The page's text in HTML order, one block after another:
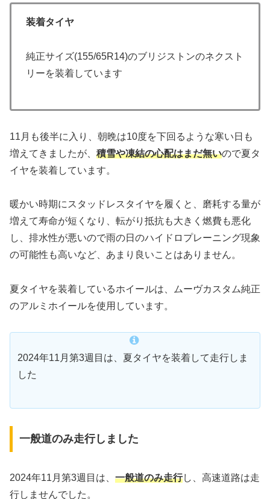
装着タイヤ
純正サイズ(155/65R14)のブリジストンのネクスト
リーを装着しています
11月も後半に入り、朝晩は10度を下回るような寒い日も
増えてきましたが、 積雪や凍結の心配はまだ無いので夏タ
イヤを装着しています。
暖かい時期にスタッドレスタイヤを履くと、磨耗する量が
増えて寿命が短くなり、転がり抵抗も大きく燃費も悪化
し、排水性が悪いので雨の日のハイドロプレーニング現象
の可能性も高いなど、あまり良いことはありません。
夏タイヤを装着しているホイールは、ムーヴカスタム純正
のアルミホイールを使用しています。
2024年11月第3週目は、夏タイヤを装着して走行しま
した
一般道のみ走行しました
2024年11月第3週目は、 一般道のみ走行し、高速道路は走
行しませんでした。